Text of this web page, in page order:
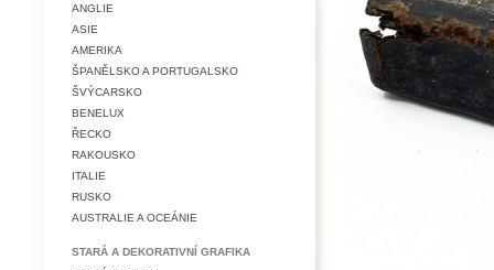
ANGLIE
ASIE
AMERIKA
ŠPANĚLSKO A PORTUGALSKO
ŠVÝCARSKO
BENELUX
ŘECKO
RAKOUSKO
ITALIE
RUSKO
AUSTRALIE A OCEÁNIE
STARÁ A DEKORATIVNÍ GRAFIKA